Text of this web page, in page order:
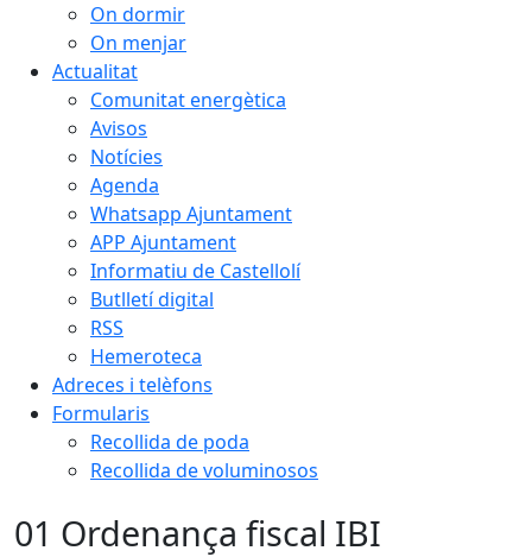
On dormir
On menjar
Actualitat
Comunitat energètica
Avisos
Notícies
Agenda
Whatsapp Ajuntament
APP Ajuntament
Informatiu de Castellolí
Butlletí digital
RSS
Hemeroteca
Adreces i telèfons
Formularis
Recollida de poda
Recollida de voluminosos
01 Ordenança fiscal IBI